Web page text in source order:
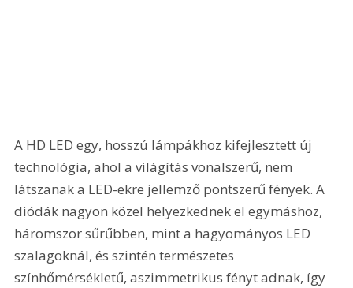
A HD LED egy, hosszú lámpákhoz kifejlesztett új
technológia, ahol a világítás vonalszerű, nem
látszanak a LED-ekre jellemző pontszerű fények. A
diódák nagyon közel helyezkednek el egymáshoz,
háromszor sűrűbben, mint a hagyományos LED
szalagoknál, és szintén természetes
színhőmérsékletű, aszimmetrikus fényt adnak, így